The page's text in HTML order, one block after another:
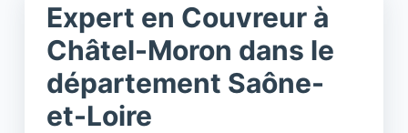
Expert en Couvreur à
Châtel-Moron dans le
département Saône-
et-Loire